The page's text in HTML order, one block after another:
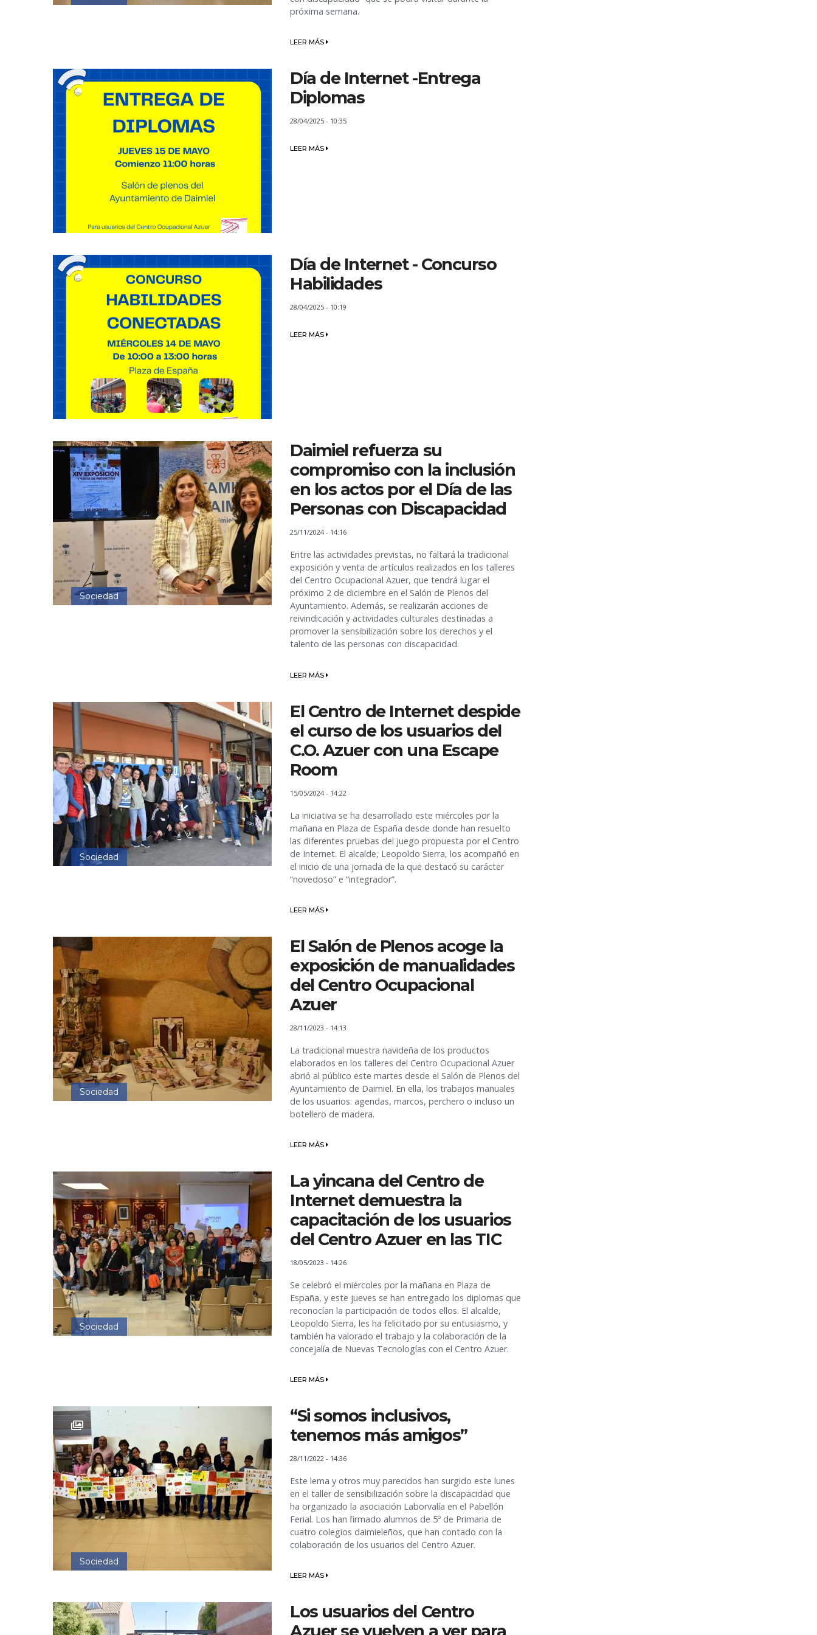
próxima semana.
LEER MÁS
Día de Internet -Entrega
Diplomas
28/04/2025 - 10:35
LEER MÁS
Día de Internet - Concurso
Habilidades
28/04/2025 - 10:19
LEER MÁS
Sociedad
Daimiel refuerza su
compromiso con la inclusión
en los actos por el Día de las
Personas con Discapacidad
25/11/2024 - 14:16
Entre las actividades previstas, no faltará la tradicional
exposición y venta de artículos realizados en los talleres
del Centro Ocupacional Azuer, que tendrá lugar el
próximo 2 de diciembre en el Salón de Plenos del
Ayuntamiento. Además, se realizarán acciones de
reivindicación y actividades culturales destinadas a
promover la sensibilización sobre los derechos y el
talento de las personas con discapacidad.
LEER MÁS
Sociedad
El Centro de Internet despide
el curso de los usuarios del
C.O. Azuer con una Escape
Room
15/05/2024 - 14:22
La iniciativa se ha desarrollado este miércoles por la
mañana en Plaza de España desde donde han resuelto
las diferentes pruebas del juego propuesta por el Centro
de Internet. El alcalde, Leopoldo Sierra, los acompañó en
el inicio de una jornada de la que destacó su carácter
“novedoso” e “integrador”.
LEER MÁS
Sociedad
El Salón de Plenos acoge la
exposición de manualidades
del Centro Ocupacional
Azuer
28/11/2023 - 14:13
La tradicional muestra navideña de los productos
elaborados en los talleres del Centro Ocupacional Azuer
abrió al público este martes desde el Salón de Plenos del
Ayuntamiento de Daimiel. En ella, los trabajos manuales
de los usuarios: agendas, marcos, perchero o incluso un
botellero de madera.
LEER MÁS
Sociedad
La yincana del Centro de
Internet demuestra la
capacitación de los usuarios
del Centro Azuer en las TIC
18/05/2023 - 14:26
Se celebró el miércoles por la mañana en Plaza de
España, y este jueves se han entregado los diplomas que
reconocían la participación de todos ellos. El alcalde,
Leopoldo Sierra, les ha felicitado por su entusiasmo, y
también ha valorado el trabajo y la colaboración de la
concejalía de Nuevas Tecnologías con el Centro Azuer.
LEER MÁS
Sociedad
“Si somos inclusivos,
tenemos más amigos”
28/11/2022 - 14:36
Este lema y otros muy parecidos han surgido este lunes
en el taller de sensibilización sobre la discapacidad que
ha organizado la asociación Laborvalía en el Pabellón
Ferial. Los han firmado alumnos de 5º de Primaria de
cuatro colegios daimieleños, que han contado con la
colaboración de los usuarios del Centro Azuer.
LEER MÁS
Los usuarios del Centro